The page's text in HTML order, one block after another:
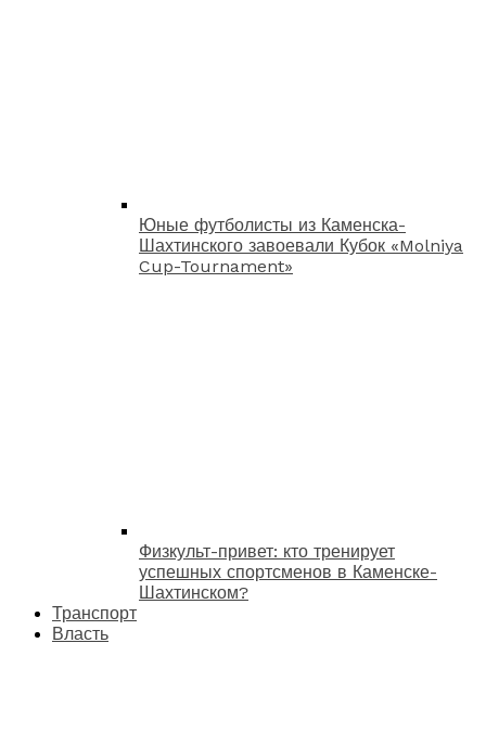
Юные футболисты из Каменска-
Шахтинского завоевали Кубок «Molniya
Cup-Tournament»
Физкульт-привет: кто тренирует
успешных спортсменов в Каменске-
Шахтинском?
Транспорт
Власть